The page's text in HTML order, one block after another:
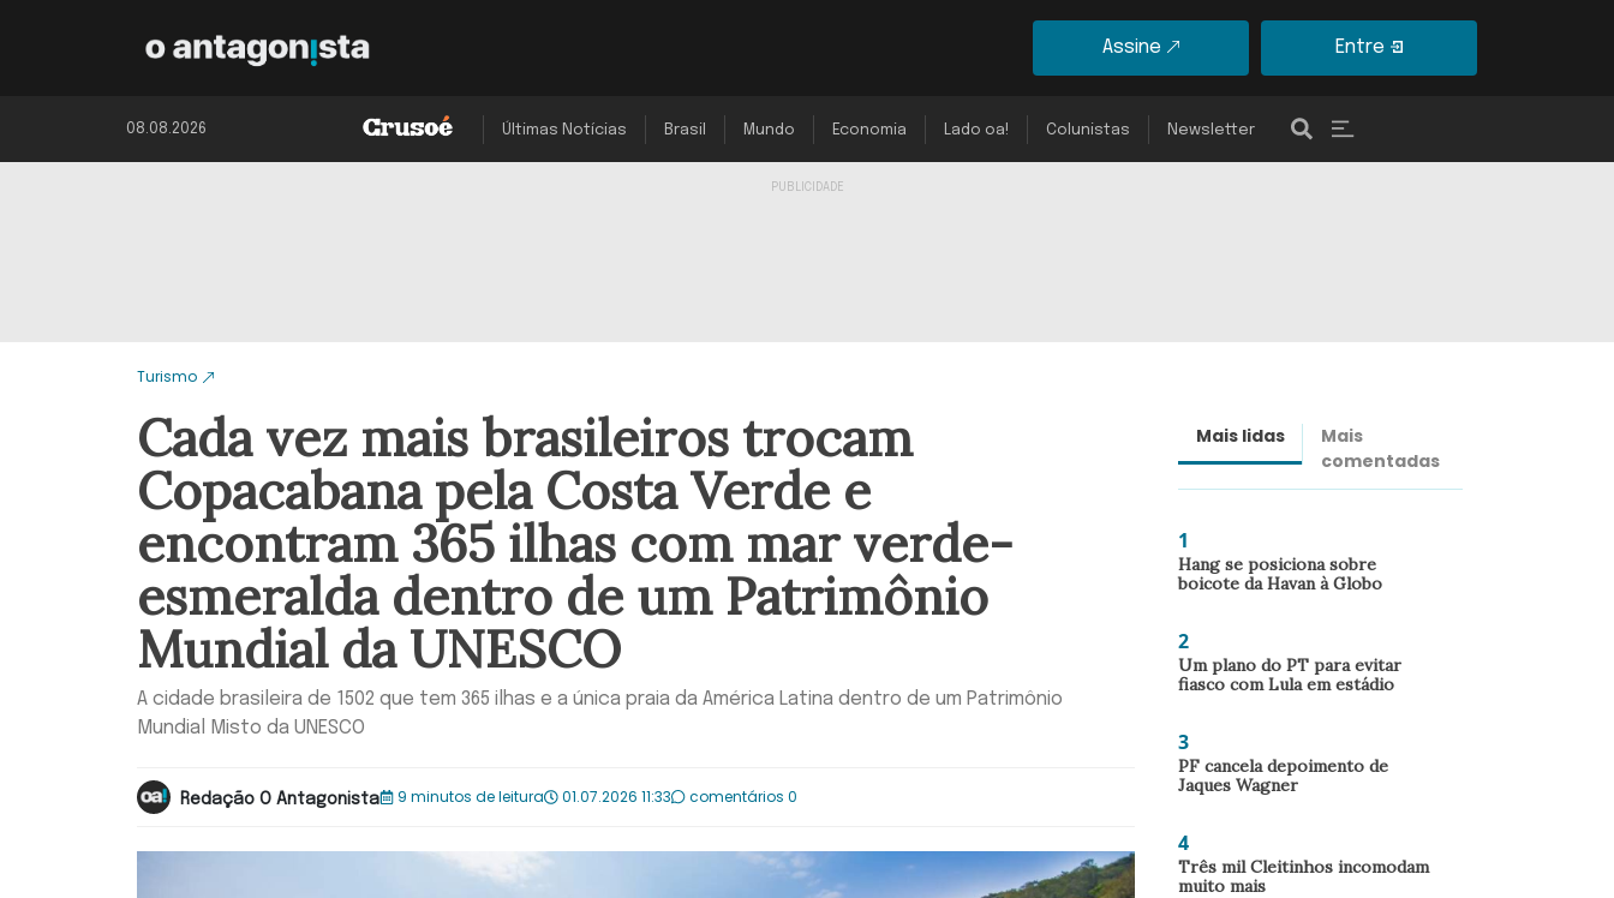
Assine Entre
08.08.2026 Últimas Notícias Brasil Mundo Economia Lado oa! Colunistas Newsletter
Turismo
Cada vez mais brasileiros trocam
Copacabana pela Costa Verde e
encontram 365 ilhas com mar verde-
esmeralda dentro de um Patrimônio
Mundial da UNESCO
A cidade brasileira de 1502 que tem 365 ilhas e a única praia da América Latina dentro de um Patrimônio
Mundial Misto da UNESCO
Redação O Antagonista 9 minutos de leitura 01.07.2026 11:33 comentários 0
Mais lidas
Mais
comentadas
1
Hang se posiciona sobre
boicote da Havan à Globo
2
Um plano do PT para evitar
fiasco com Lula em estádio
3
PF cancela depoimento de
Jaques Wagner
4
Três mil Cleitinhos incomodam
muito mais